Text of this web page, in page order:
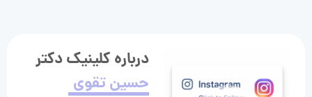
درباره کلینیک دکتر
حسین تقوی